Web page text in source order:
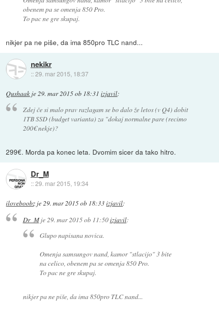
obenem pa se omenja 850 Pro.
To pac ne gre skupaj.
nikjer pa ne piše, da ima 850pro TLC nand...
nekikr
::29. mar 2015, 18:37
Qushaak je 29. mar 2015 ob 18:31 izjavil:
Zdej če si malo prav razlagam se bo dalo že letos (v Q4) dobit
1TB SSD (budget varianta) za "dokaj normalne pare (recimo
200€ nekje)?
299€. Morda pa konec leta. Dvomim sicer da tako hitro.
Dr_M
::29. mar 2015, 19:34
iloveboobz je29. mar 2015 ob 18:33izjavil:
Dr_Mje 29. mar 2015 ob 11:50izjavil:
Glupo napisana novica.
Omenja samsungov nand, kamor "stlacijo" 3 bite
na celico, obenem pa se omenja 850 Pro.
To pac ne gre skupaj.
nikjer pa ne piše, da ima 850pro TLC nand...